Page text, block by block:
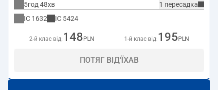
1 пересадка
5год 48хв
IC 1632 IC 5424
2-й клас від: 148 PLN 1-й клас від: 195 PLN
ПОТЯГ ВІД'ЇХАВ